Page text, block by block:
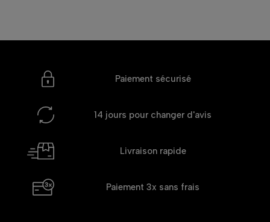
Paiement sécurisé
14 jours pour changer d'avis
Livraison rapide
Paiement 3x sans frais